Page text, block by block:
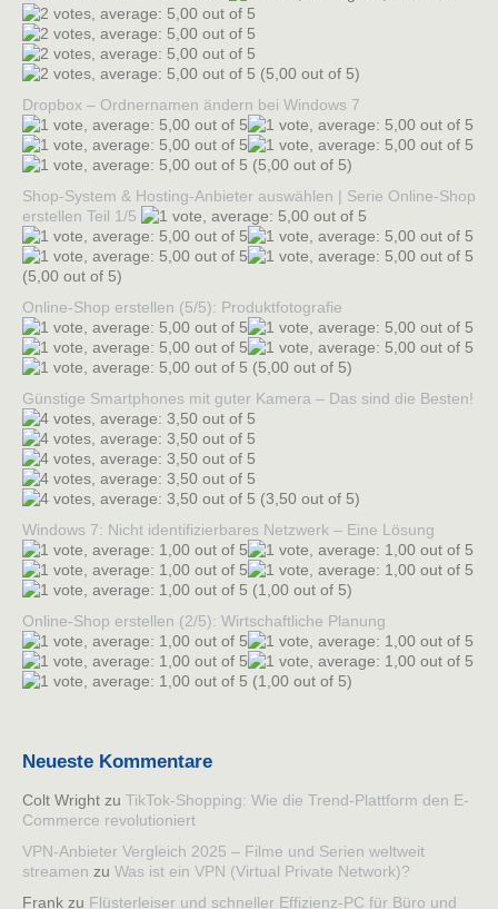
(5,00 out of 5)
Dropbox – Ordnernamen ändern bei Windows 7
(5,00 out of 5)
Shop-System & Hosting-Anbieter auswählen | Serie Online-Shop
erstellen Teil 1/5
(5,00 out of 5)
Online-Shop erstellen (5/5): Produktfotografie
(5,00 out of 5)
Günstige Smartphones mit guter Kamera – Das sind die Besten!
(3,50 out of 5)
Windows 7: Nicht identifizierbares Netzwerk – Eine Lösung
(1,00 out of 5)
Online-Shop erstellen (2/5): Wirtschaftliche Planung
(1,00 out of 5)
Neueste Kommentare
Colt Wright zu TikTok-Shopping: Wie die Trend-Plattform den E-
Commerce revolutioniert
VPN-Anbieter Vergleich 2025 – Filme und Serien weltweit
streamen zu Was ist ein VPN (Virtual Private Network)?
Frank zu Flüsterleiser und schneller Effizienz-PC für Büro und